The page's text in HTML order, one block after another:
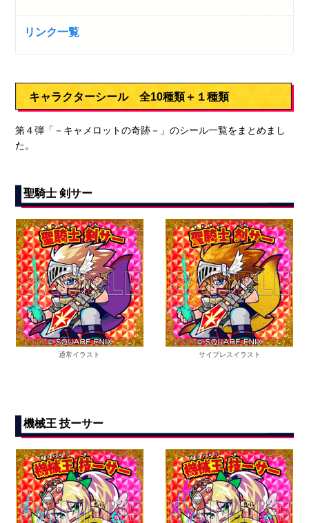
リンク一覧
キャラクターシール 全10種類＋１種類
第４弾「－キャメロットの奇跡－」のシール一覧をまとめまし
た。
聖騎士 剣サー
通常イラスト サイプレスイラスト
機械王 技ーサー